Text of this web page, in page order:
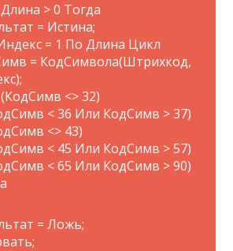
> 0 Тогда
= Истина;
= 1 По Длина Цикл
= КодСимвола(Штрихкод,
<> 32)
< 36 Или КодСимв > 37)
<> 43)
< 45 Или КодСимв > 57)
< 65 Или КодСимв > 90)
= Ложь;